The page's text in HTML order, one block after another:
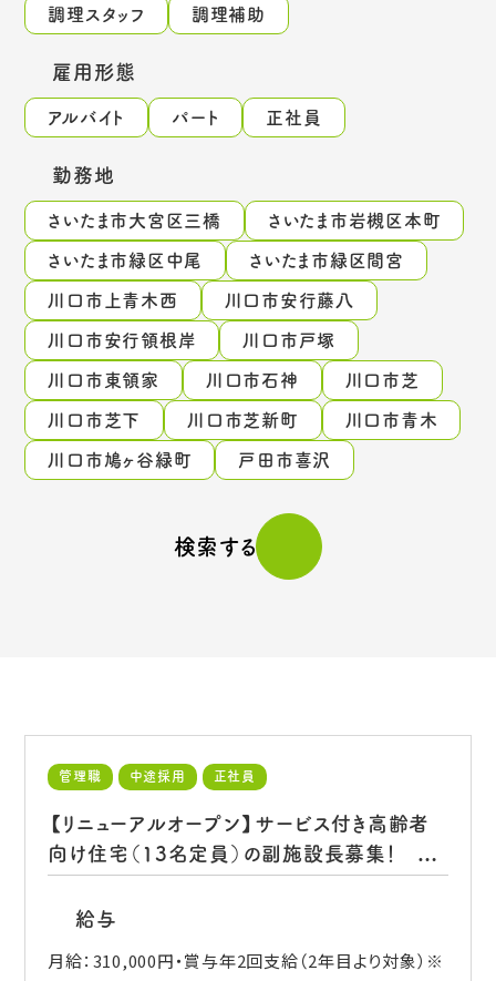
調理スタッフ
調理補助
雇用形態
アルバイト パート 正社員
勤務地
さいたま市大宮区三橋
さいたま市岩槻区本町
さいたま市緑区中尾
さいたま市緑区間宮
川口市上青木西
川口市安行藤八
川口市安行領根岸
川口市戸塚
川口市東領家
川口市石神
川口市芝
川口市芝下
川口市芝新町
川口市青木
川口市鳩ヶ谷緑町
戸田市喜沢
検索する
管理職 中途採用 正社員
【リニューアルオープン】サービス付き高齢者
向け住宅（13名定員）の副施設長募集！
[ピュアテラス こもれ陽]
給与
月給：310,000円・賞与年2回支給（2年目より対象）※